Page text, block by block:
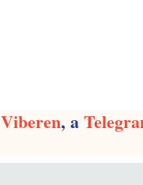
Viberen, a